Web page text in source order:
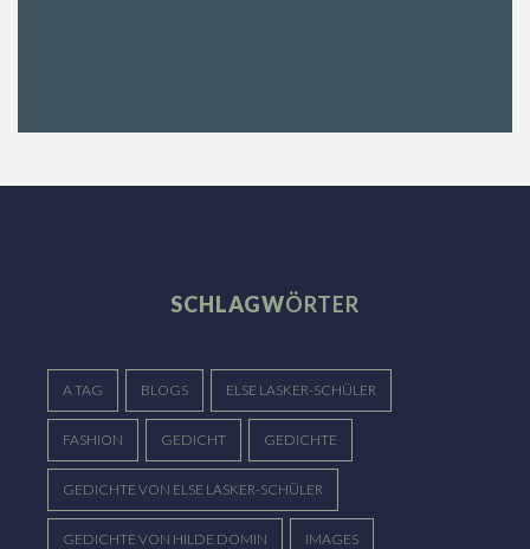
SCHLAGWÖRTER
A TAG BLOGS ELSE LASKER-SCHÜLER
FASHION GEDICHT GEDICHTE
GEDICHTE VON ELSE LASKER-SCHÜLER
GEDICHTE VON HILDE DOMIN IMAGES